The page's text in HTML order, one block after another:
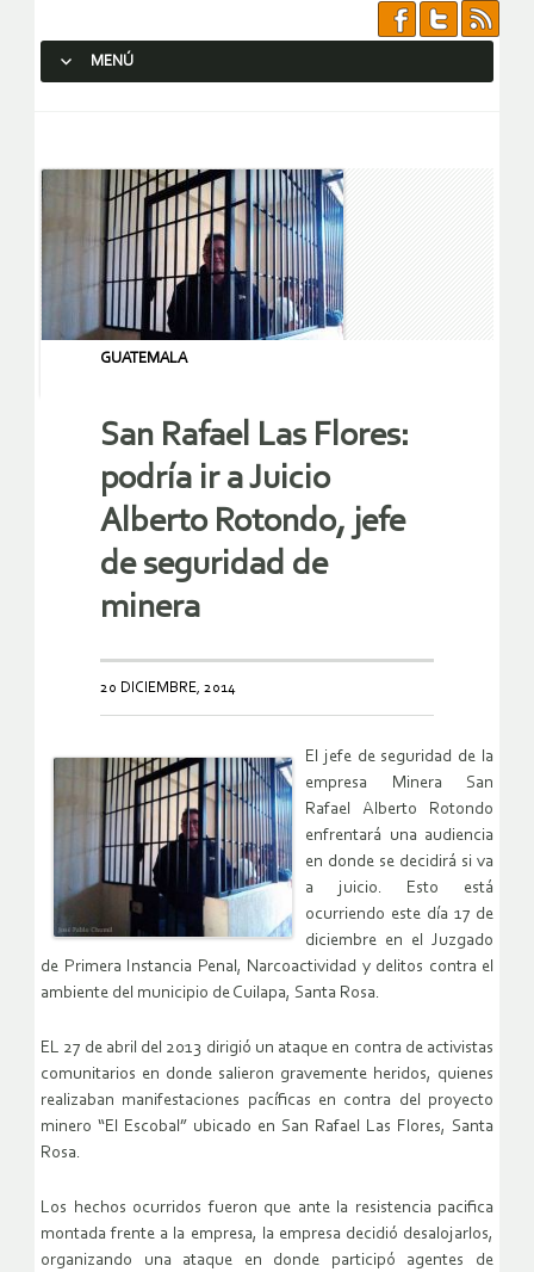
MENÚ
GUATEMALA
San Rafael Las Flores:
podría ir a Juicio
Alberto Rotondo, jefe
de seguridad de
minera
20 DICIEMBRE, 2014
El jefe de seguridad de la
empresa Minera San
Rafael Alberto Rotondo
enfrentará una audiencia
en donde se decidirá si va
a juicio. Esto está
ocurriendo este día 17 de
diciembre en el Juzgado
de Primera Instancia Penal, Narcoactividad y delitos contra el
ambiente del municipio de Cuilapa, Santa Rosa.
EL 27 de abril del 2013 dirigió un ataque en contra de activistas
comunitarios en donde salieron gravemente heridos, quienes
realizaban manifestaciones pacíficas en contra del proyecto
minero “El Escobal” ubicado en San Rafael Las Flores, Santa
Rosa.
Los hechos ocurridos fueron que ante la resistencia pacifica
montada frente a la empresa, la empresa decidió desalojarlos,
organizando una ataque en donde participó agentes de